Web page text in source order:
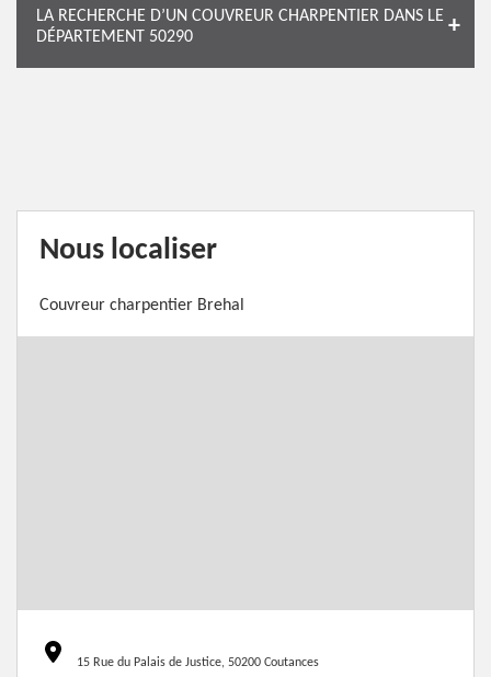
LA RECHERCHE D’UN COUVREUR CHARPENTIER DANS LE
DÉPARTEMENT 50290
Nous localiser
Couvreur charpentier Brehal
15 Rue du Palais de Justice, 50200 Coutances